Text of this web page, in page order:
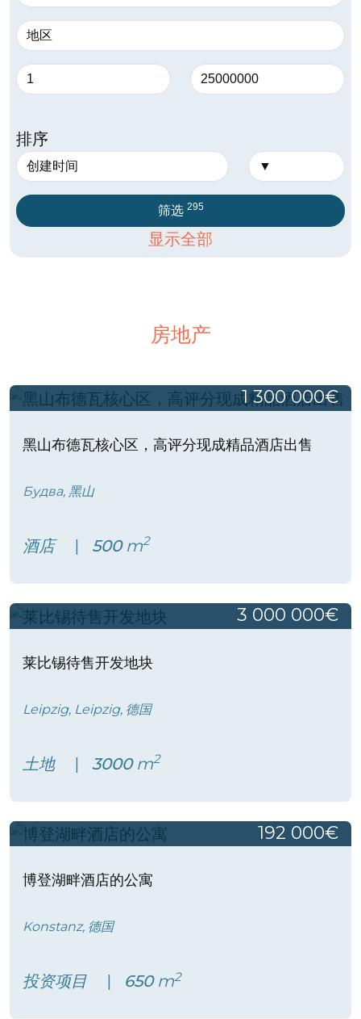
排序
筛选 295
显示全部
房地产
1 300 000€
黑山布德瓦核心区，高评分现成精品酒店出售
Будва, 黑山
酒店 500m2
3 000 000€
莱比锡待售开发地块
Leipzig, Leipzig, 德国
土地 3000m2
192 000€
博登湖畔酒店的公寓
Konstanz, 德国
投资项目 650m2